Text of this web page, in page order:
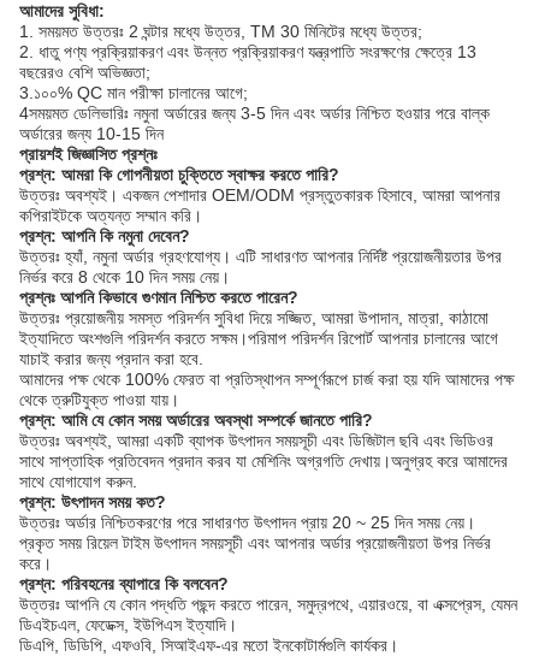
আমাদের সুবিধা:
1. সময়মত উত্তরঃ 2 ঘন্টার মধ্যে উত্তর, TM 30 মিনিটের মধ্যে উত্তর;
2. ধাতু পণ্য প্রক্রিয়াকরণ এবং উন্নত প্রক্রিয়াকরণ যন্ত্রপাতি সংরক্ষণের ক্ষেত্রে 13
বছরেরও বেশি অভিজ্ঞতা;
3.১০০% QC মান পরীক্ষা চালানের আগে;
4সময়মত ডেলিভারিঃ নমুনা অর্ডারের জন্য 3-5 দিন এবং অর্ডার নিশ্চিত হওয়ার পরে বাল্ক
অর্ডারের জন্য 10-15 দিন
প্রায়শই জিজ্ঞাসিত প্রশ্নঃ
প্রশ্ন: আমরা কি গোপনীয়তা চুক্তিতে স্বাক্ষর করতে পারি?
উত্তরঃ অবশ্যই। একজন পেশাদার OEM/ODM প্রস্তুতকারক হিসাবে, আমরা আপনার
কপিরাইটকে অত্যন্ত সম্মান করি।
প্রশ্ন: আপনি কি নমুনা দেবেন?
উত্তরঃ হ্যাঁ, নমুনা অর্ডার গ্রহণযোগ্য। এটি সাধারণত আপনার নির্দিষ্ট প্রয়োজনীয়তার উপর
নির্ভর করে 8 থেকে 10 দিন সময় নেয়।
প্রশ্নঃ আপনি কিভাবে গুণমান নিশ্চিত করতে পারেন?
উত্তরঃ প্রয়োজনীয় সমস্ত পরিদর্শন সুবিধা দিয়ে সজ্জিত, আমরা উপাদান, মাত্রা, কাঠামো
ইত্যাদিতে অংশগুলি পরিদর্শন করতে সক্ষম।পরিমাপ পরিদর্শন রিপোর্ট আপনার চালানের আগে
যাচাই করার জন্য প্রদান করা হবে.
আমাদের পক্ষ থেকে 100% ফেরত বা প্রতিস্থাপন সম্পূর্ণরূপে চার্জ করা হয় যদি আমাদের পক্ষ
থেকে ত্রুটিযুক্ত পাওয়া যায়।
প্রশ্ন: আমি যে কোন সময় অর্ডারের অবস্থা সম্পর্কে জানতে পারি?
উত্তরঃ অবশ্যই, আমরা একটি ব্যাপক উৎপাদন সময়সূচী এবং ডিজিটাল ছবি এবং ভিডিওর
সাথে সাপ্তাহিক প্রতিবেদন প্রদান করব যা মেশিনিং অগ্রগতি দেখায়।অনুগ্রহ করে আমাদের
সাথে যোগাযোগ করুন.
প্রশ্ন: উৎপাদন সময় কত?
উত্তরঃ অর্ডার নিশ্চিতকরণের পরে সাধারণত উৎপাদন প্রায় 20 ~ 25 দিন সময় নেয়।
প্রকৃত সময় রিয়েল টাইম উৎপাদন সময়সূচী এবং আপনার অর্ডার প্রয়োজনীয়তা উপর নির্ভর
করে।
প্রশ্ন: পরিবহনের ব্যাপারে কি বলবেন?
উত্তরঃ আপনি যে কোন পদ্ধতি পছন্দ করতে পারেন, সমুদ্রপথে, এয়ারওয়ে, বা এক্সপ্রেস, যেমন
ডিএইচএল, ফেডেক্স, ইউপিএস ইত্যাদি।
ডিএপি, ডিডিপি, এফওবি, সিআইএফ-এর মতো ইনকোটার্মগুলি কার্যকর।